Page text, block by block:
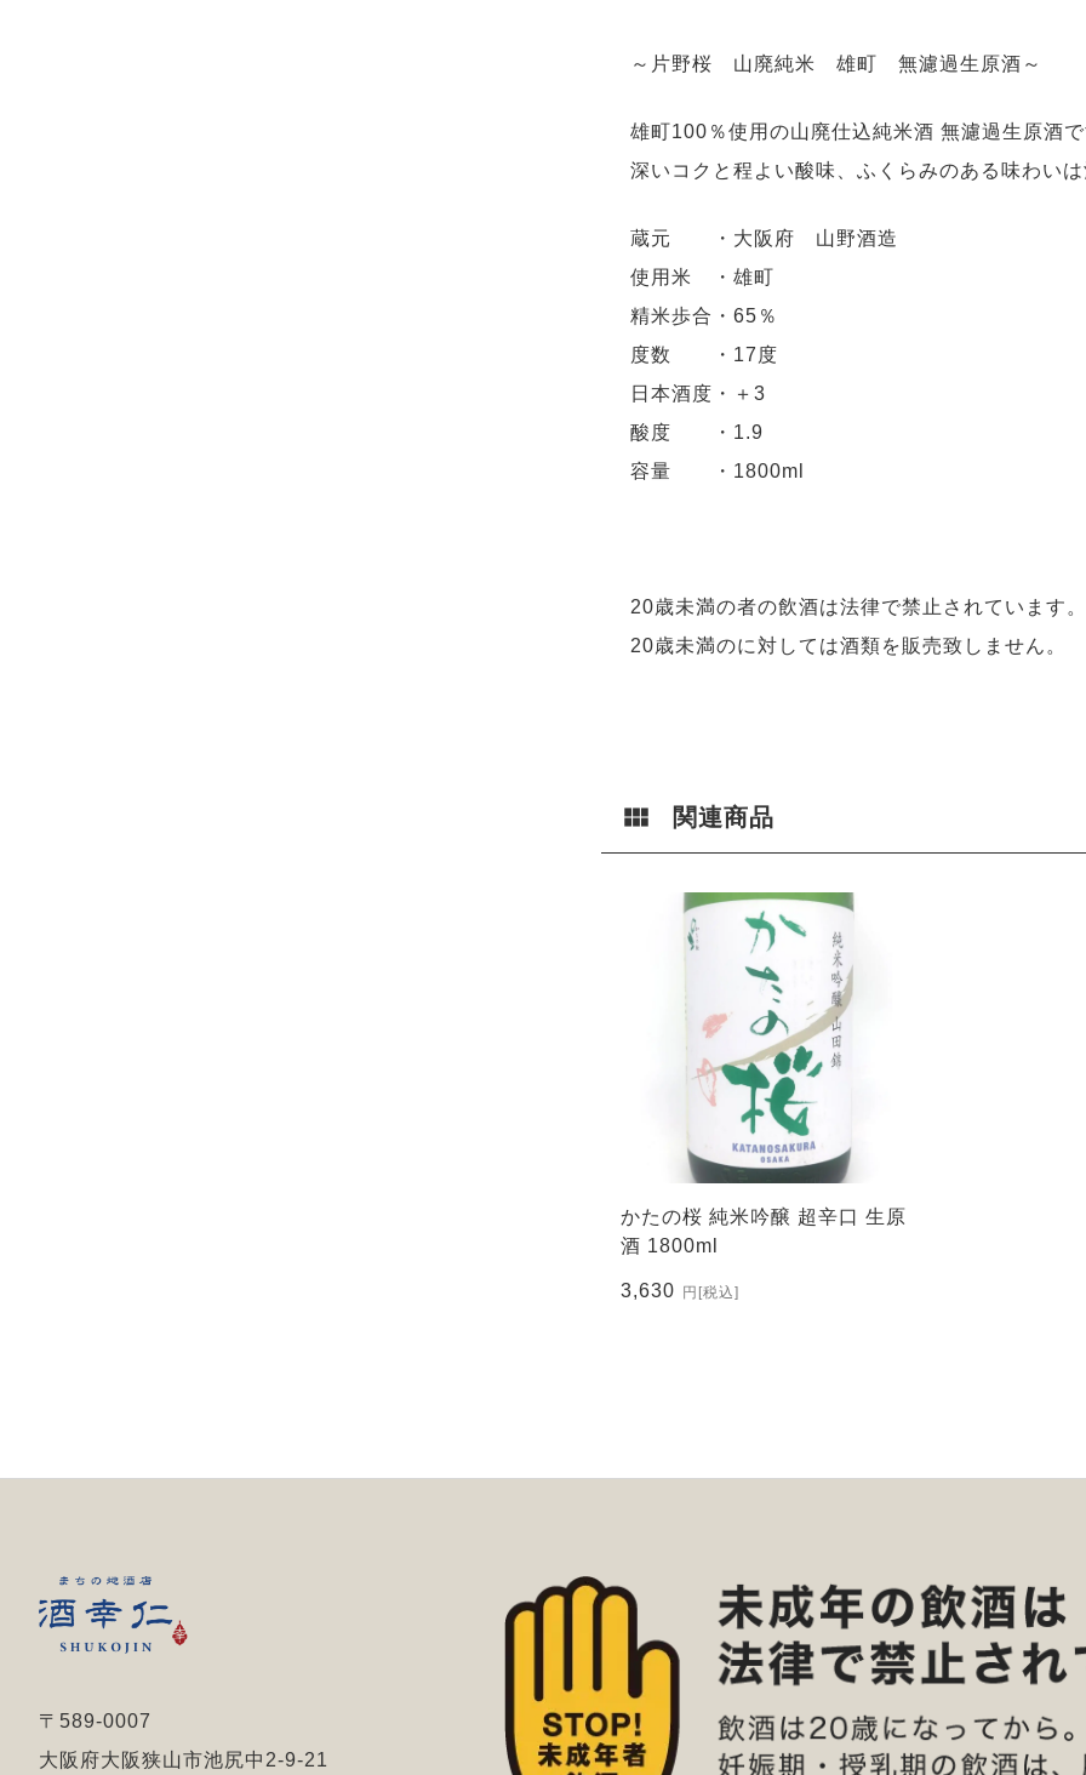
～片野桜 山廃純米 雄町 無濾過生原酒～
雄町100％使用の山廃仕込純米酒 無濾過生原酒で
深いコクと程よい酸味、ふくらみのある味わいは
蔵元 ・大阪府 山野酒造
使用米 ・雄町
精米歩合・65％
度数 ・17度
日本酒度・＋3
酸度 ・1.9
容量 ・1800ml
20歳未満の者の飲酒は法律で禁止されています。
20歳未満のに対しては酒類を販売致しません。
関連商品
かたの桜 純米吟醸 超辛口 生原
酒 1800ml
3,630 円 [税込]
〒589-0007
大阪府大阪狭山市池尻中2-9-21